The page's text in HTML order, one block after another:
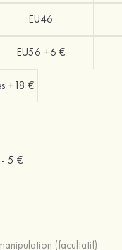
EU46
EU56 +6 €
+18 €
5 €